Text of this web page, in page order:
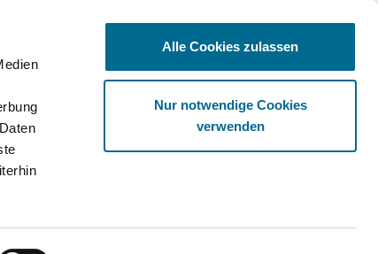
Alle Cookies zulassen
Nur notwendige Cookies
verwenden
Benz